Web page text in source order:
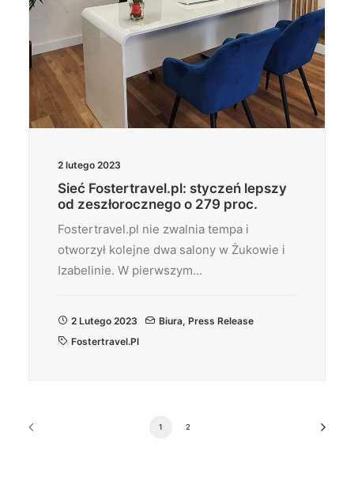
2 lutego 2023
Sieć Fostertravel.pl: styczeń lepszy
od zeszłorocznego o 279 proc.
Fostertravel.pl nie zwalnia tempa i
otworzył kolejne dwa salony w Żukowie i
Izabelinie. W pierwszym…
2 Lutego 2023 Biura, Press Release
Fostertravel.pl
1 2